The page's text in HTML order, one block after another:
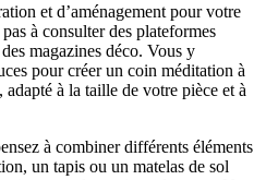
et d’aménagement pour votre
à consulter des plateformes
magazines déco. Vous y
pour créer un coin méditation à
à la taille de votre pièce et à
à combiner différents éléments
un tapis ou un matelas de sol